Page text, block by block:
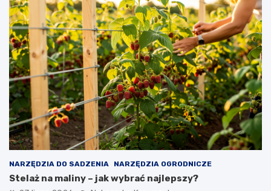
NARZĘDZIA DO SADZENIA NARZĘDZIA OGRODNICZE
Stelaż na maliny – jak wybrać najlepszy?